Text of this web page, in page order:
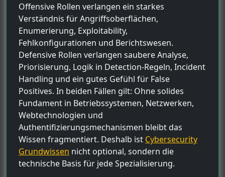
Offensive Rollen verlangen ein starkes
Verständnis für Angriffsoberflächen,
Enumerierung, Exploitability,
Fehlkonfigurationen und Berichtswesen.
Defensive Rollen verlangen saubere Analyse,
Priorisierung, Logik in Detection-Regeln, Incident
Handling und ein gutes Gefühl für False
Positives. In beiden Fällen gilt: Ohne solides
Fundament in Betriebssystemen, Netzwerken,
Webtechnologien und
Authentifizierungsmechanismen bleibt das
Wissen fragmentiert. Deshalb ist Cybersecurity
Grundwissen nicht optional, sondern die
technische Basis für jede Spezialisierung.